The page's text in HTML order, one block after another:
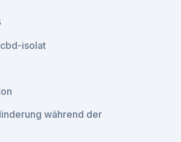
isolat
während der